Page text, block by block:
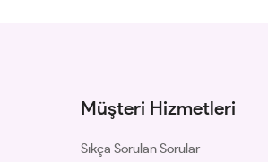
Müşteri Hizmetleri
Sıkça Sorulan Sorular